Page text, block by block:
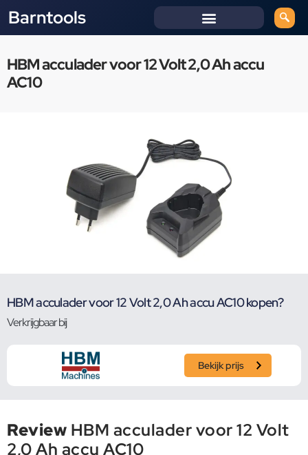
Barntools
HBM acculader voor 12 Volt 2,0 Ah accu
AC10
HBM acculader voor 12 Volt 2,0 Ah accu AC10 kopen?
Verkrijgbaar bij
Bekijk prijs
Review HBM acculader voor 12 Volt
2,0 Ah accu AC10